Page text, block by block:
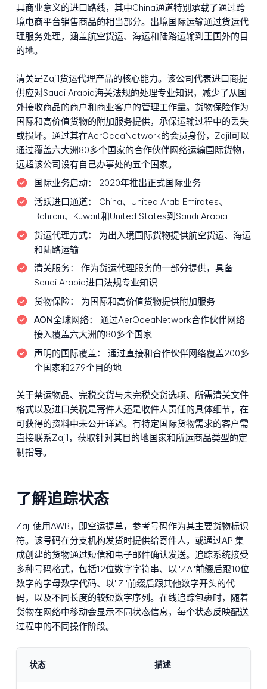
具商业意义的进口路线，其中China通道特别承载了通过跨
境电商平台销售商品的相当部分。出境国际运输通过货运代
理服务处理，涵盖航空货运、海运和陆路运输到王国外的目
的地。
清关是Zajil货运代理产品的核心能力。该公司代表进口商提
供应对Saudi Arabia海关法规的处理专业知识，减少了从国
外接收商品的商户和商业客户的管理工作量。货物保险作为
国际和高价值货物的附加服务提供，承保运输过程中的丢失
或损坏。通过其在AerOceaNetwork的会员身份，Zajil可以
通过覆盖六大洲80多个国家的合作伙伴网络运输国际货物，
远超该公司设有自己办事处的五个国家。
国际业务启动：
2020年推出正式国际业务
活跃进口通道：
China、United Arab Emirates、
Bahrain、Kuwait和United States到Saudi Arabia
货运代理方式：
为出入境国际货物提供航空货运、海运
和陆路运输
清关服务：
作为货运代理服务的一部分提供，具备
Saudi Arabia进口法规专业知识
货物保险：
为国际和高价值货物提供附加服务
AON全球网络：
通过AerOceaNetwork合作伙伴网络
接入覆盖六大洲的80多个国家
声明的国际覆盖：
通过直接和合作伙伴网络覆盖200多
个国家和279个目的地
关于禁运物品、完税交货与未完税交货选项、所需清关文件
格式以及进口关税是寄件人还是收件人责任的具体细节，在
可获得的资料中未公开详述。有特定国际货物需求的客户需
直接联系Zajil，获取针对其目的地国家和所运商品类型的定
制指导。
了解追踪状态
Zajil使用AWB，即空运提单，参考号码作为其主要货物标识
符。该号码在分支机构发货时提供给寄件人，或通过API集
成创建的货物通过短信和电子邮件确认发送。追踪系统接受
多种号码格式，包括12位数字字符串、以"ZA"前缀后跟10位
数字的字母数字代码、以"Z"前缀后跟其他数字开头的代
码，以及不同长度的较短数字序列。在线追踪包裹时，随着
货物在网络中移动会显示不同状态信息，每个状态反映配送
过程中的不同操作阶段。
状态 描述